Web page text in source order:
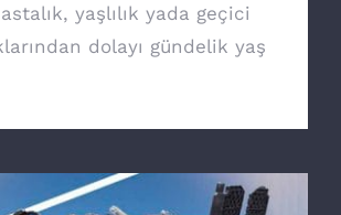
yaşlılık yada geçici
dolayı gündelik yaş